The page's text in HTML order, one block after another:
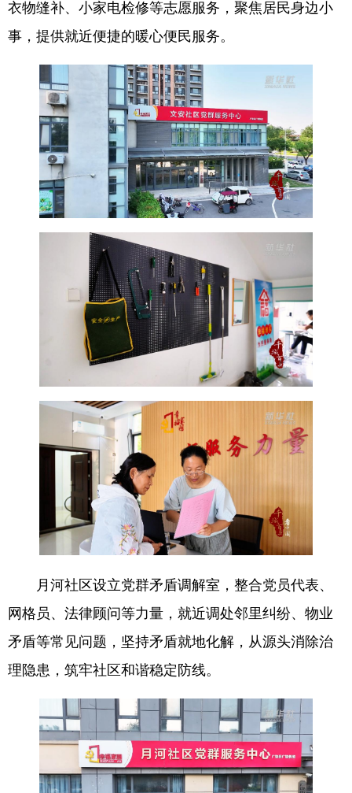
衣物缝补、小家电检修等志愿服务，聚焦居民身边小
事，提供就近便捷的暖心便民服务。
月河社区设立党群矛盾调解室，整合党员代表、
网格员、法律顾问等力量，就近调处邻里纠纷、物业
矛盾等常见问题，坚持矛盾就地化解，从源头消除治
理隐患，筑牢社区和谐稳定防线。